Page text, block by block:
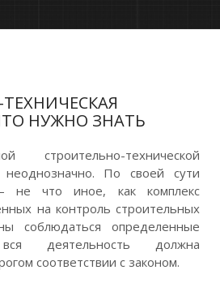
НУЖНО ЗНАТЬ
строительно-технической
неоднозначно. По своей сути
– не что иное, как комплекс
на контроль строительных
соблюдаться определенные
деятельность должна
соответствии с законом.